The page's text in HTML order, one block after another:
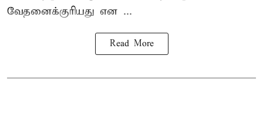
வேதனைக்குரியது என ...
Read More